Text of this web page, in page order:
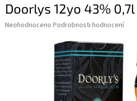
Doorlys 12yo 43% 0,7l
Průměrné
Neohodnoceno Podrobnosti hodnocení